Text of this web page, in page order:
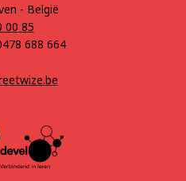
- België
00 85
688 664